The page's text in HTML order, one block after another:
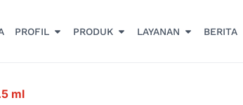
PROFIL PRODUK LAYANAN BERITA
ml